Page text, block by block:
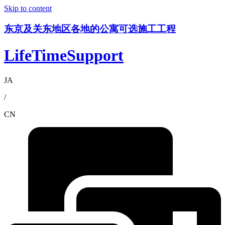
Skip to content
东京及关东地区各地的公寓可选施工工程
LifeTimeSupport
JA
/
CN